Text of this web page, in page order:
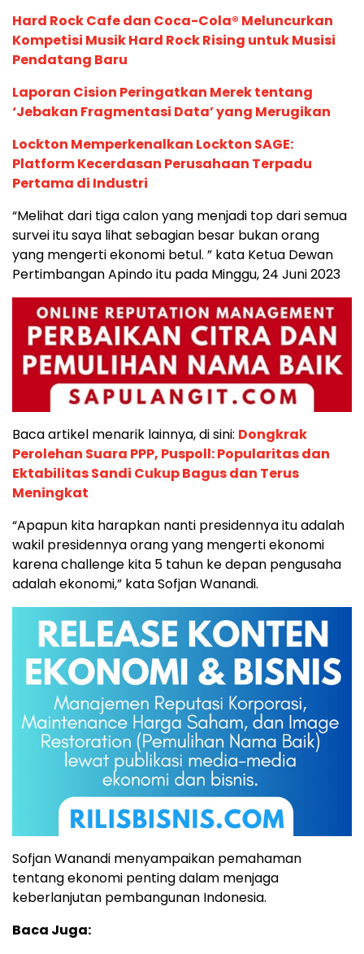
Hard Rock Cafe dan Coca-Cola® Meluncurkan
Kompetisi Musik Hard Rock Rising untuk Musisi
Pendatang Baru
Laporan Cision Peringatkan Merek tentang
‘Jebakan Fragmentasi Data’ yang Merugikan
Lockton Memperkenalkan Lockton SAGE:
Platform Kecerdasan Perusahaan Terpadu
Pertama di Industri
“Melihat dari tiga calon yang menjadi top dari semua
survei itu saya lihat sebagian besar bukan orang
yang mengerti ekonomi betul. ” kata Ketua Dewan
Pertimbangan Apindo itu pada Minggu, 24 Juni 2023
Baca artikel menarik lainnya, di sini: Dongkrak
Perolehan Suara PPP, Puspoll: Popularitas dan
Ektabilitas Sandi Cukup Bagus dan Terus
Meningkat
“Apapun kita harapkan nanti presidennya itu adalah
wakil presidennya orang yang mengerti ekonomi
karena challenge kita 5 tahun ke depan pengusaha
adalah ekonomi,” kata Sofjan Wanandi.
Sofjan Wanandi menyampaikan pemahaman
tentang ekonomi penting dalam menjaga
keberlanjutan pembangunan Indonesia.
Baca Juga: